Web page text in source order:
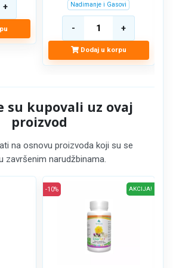
Nadimanje i Gasovi
Dodaj u korpu
su kupovali uz ovaj
proizvod
na osnovu proizvoda koji su se
završenim narudžbinama.
-10% AKCIJA!